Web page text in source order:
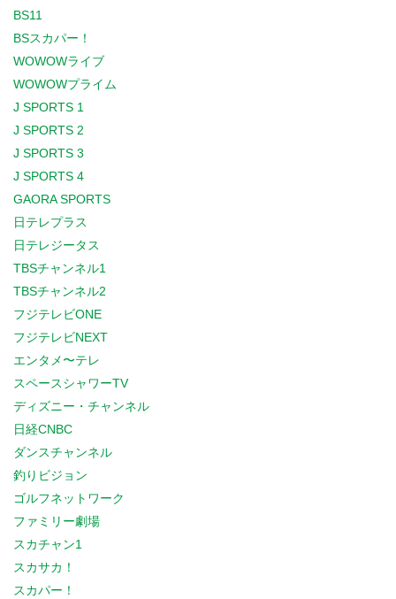
BS11
BSスカパー！
WOWOWライブ
WOWOWプライム
J SPORTS 1
J SPORTS 2
J SPORTS 3
J SPORTS 4
GAORA SPORTS
日テレプラス
日テレジータス
TBSチャンネル1
TBSチャンネル2
フジテレビONE
フジテレビNEXT
エンタメ〜テレ
スペースシャワーTV
ディズニー・チャンネル
日経CNBC
ダンスチャンネル
釣りビジョン
ゴルフネットワーク
ファミリー劇場
スカチャン1
スカサカ！
スカパー！